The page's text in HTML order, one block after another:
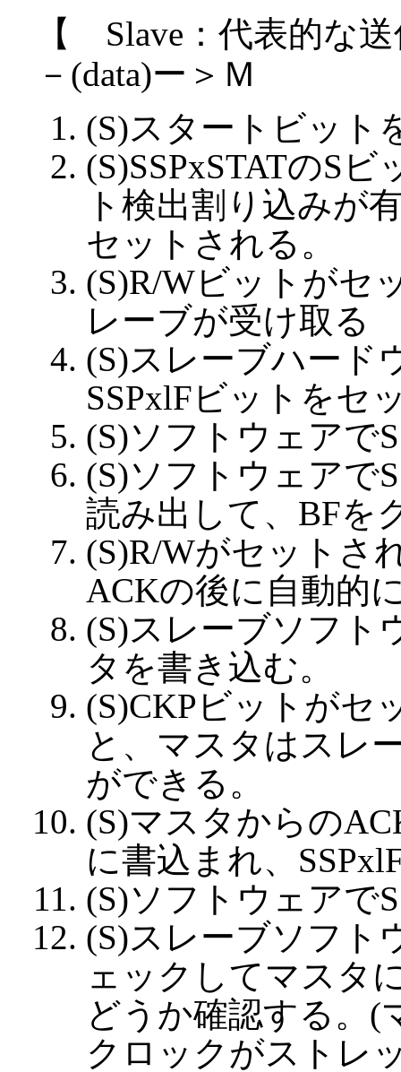
【 Slave：代表的な
－(data)ー＞Ｍ
(S)スタートビット
(S)SSPxSTATのS
ト検出割り込みが
セットされる。
(S)R/Wビットがセ
レーブが受け取る
(S)スレーブハード
SSPxlFビットをセ
(S)ソフトウェアで
(S)ソフトウェアで
読み出して、BFを
(S)R/Wがセットさ
ACKの後に自動的
(S)スレーブソフト
タを書き込む。
(S)CKPビットがセ
と、マスタはスレ
ができる。
(S)マスタからの
に書込まれ、
(S)ソフトウェアで
(S)スレーブソフト
ェックしてマスタ
どうか確認する。(
クロックがストレ